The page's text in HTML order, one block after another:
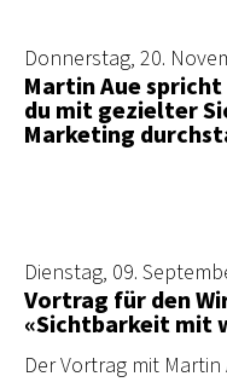
Donnerstag, 20.
Martin Aue spricht
du mit gezielter
Marketing
Dienstag, 09.
Vortrag für den
«Sichtbarkeit mit
Der Vortrag mit